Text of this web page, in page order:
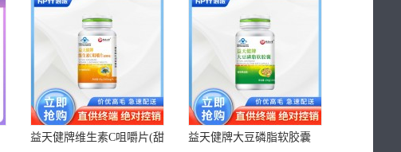
益天健牌维生素C咀嚼片(甜 益天健牌大豆磷脂软胶囊